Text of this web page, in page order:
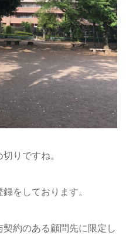
りですね。
をしております。
契約のある顧問先に限定し